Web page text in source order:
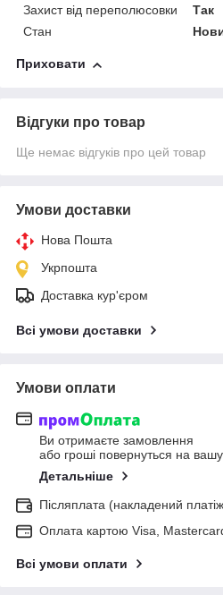
Захист від переполюсовки
Так
Стан
Приховати
Відгуки про товар
Ще немає відгуків про цей товар
Умови доставки
Нова Пошта
Укрпошта
Доставка кур'єром
Всі умови доставки
Умови оплати
Ви отримаєте замовлення
або гроші повернуться на вашу
Детальніше
Післяплата (накладений
Оплата картою Visa,
Всі умови оплати